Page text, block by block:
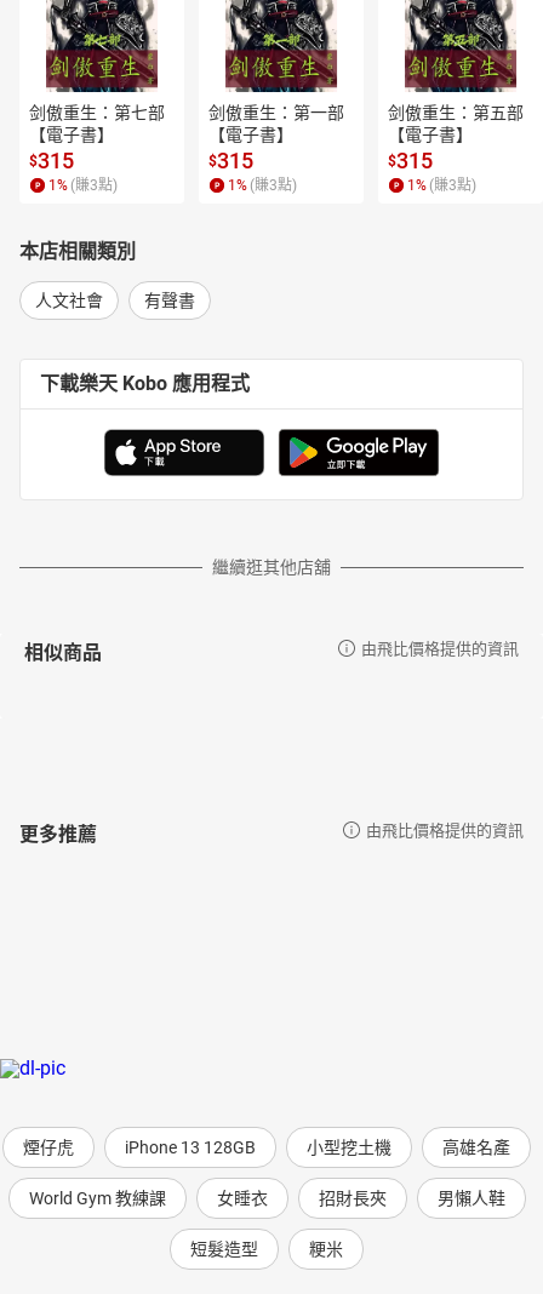
剑傲重生：第七部
【電子書】
$315
1 % (賺3點)
剑傲重生：第一部
【電子書】
$315
1 % (賺3點)
剑傲重生：第五部
【電子書】
$315
1 % (賺3點)
本店相關類別
人文社會 有聲書
下載樂天 Kobo 應用程式
繼續逛其他店舖
相似商品 由飛比價格提供的資訊
更多推薦 由飛比價格提供的資訊
煙仔虎 iPhone 13 128GB 小型挖土機 高雄名產
World Gym 教練課 女睡衣 招財長夾 男懶人鞋
短髮造型 粳米